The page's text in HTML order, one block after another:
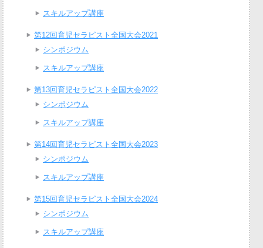
スキルアップ講座
第12回育児セラピスト全国大会2021
シンポジウム
スキルアップ講座
第13回育児セラピスト全国大会2022
シンポジウム
スキルアップ講座
第14回育児セラピスト全国大会2023
シンポジウム
スキルアップ講座
第15回育児セラピスト全国大会2024
シンポジウム
スキルアップ講座